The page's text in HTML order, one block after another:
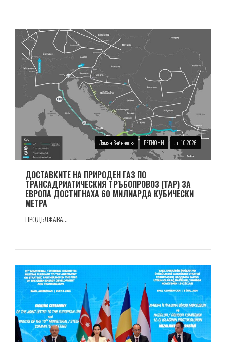
Ляман Зейналова РЕГИОНИ Jul 10 2026
ДОСТАВКИТЕ НА ПРИРОДЕН ГАЗ ПО
ТРАНСАДРИАТИЧЕСКИЯ ТРЪБОПРОВОЗ (TAP) ЗА
ЕВРОПА ДОСТИГНАХА 60 МИЛИАРДА КУБИЧЕСКИ
МЕТРА
ПРОДЪЛЖАВА...